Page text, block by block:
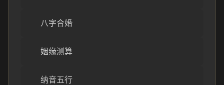
八字合婚
姻缘测算
纳音五行